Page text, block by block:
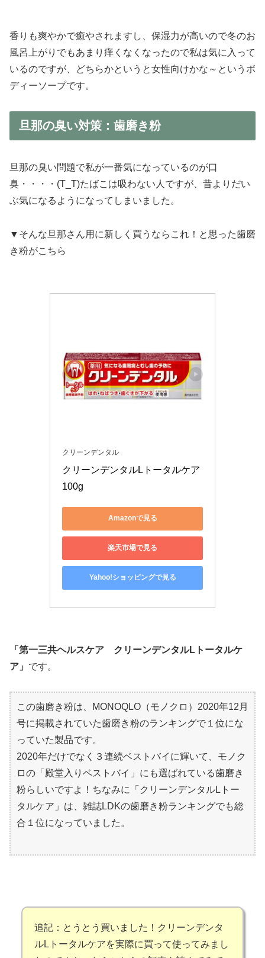
香りも爽やかで癒やされますし、保湿力が高いので冬のお
風呂上がりでもあまり痒くなくなったので私は気に入って
いるのですが、どちらかというと女性向けかな～というボ
ディーソープです。
旦那の臭い対策：歯磨き粉
旦那の臭い問題で私が一番気になっているのが口
臭・・・・(T_T)たばこは吸わない人ですが、昔よりだい
ぶ気になるようになってしまいました。
▼そんな旦那さん用に新しく買うならこれ！と思った歯磨
き粉がこちら
クリーンデンタル
クリーンデンタルLトータルケア
100g
Amazonで見る
楽天市場で見る
Yahoo!ショッピングで見る
「第一三共ヘルスケア クリーンデンタルLトータルケ
ア」 です。
この歯磨き粉は、MONOQLO（モノクロ）2020年12月
号に掲載されていた歯磨き粉のランキングで１位にな
っていた製品です。
2020年だけでなく３連続ベストバイに輝いて、モノク
ロの「殿堂入りベストバイ」にも選ばれている歯磨き
粉らしいですよ！ちなみに「クリーンデンタルLトー
タルケア」は、雑誌LDKの歯磨き粉ランキングでも総
合１位になっていました。
追記：とうとう買いました！クリーンデンタ
ルLトータルケアを実際に買って使ってみまし